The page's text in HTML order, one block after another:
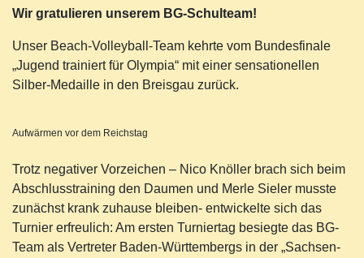
Wir gratulieren unserem BG-Schulteam!
Unser Beach-Volleyball-Team kehrte vom Bundesfinale
„Jugend trainiert für Olympia“ mit einer sensationellen
Silber-Medaille in den Breisgau zurück.
Aufwärmen vor dem Reichstag
Trotz negativer Vorzeichen – Nico Knöller brach sich beim
Abschlusstraining den Daumen und Merle Sieler musste
zunächst krank zuhause bleiben- entwickelte sich das
Turnier erfreulich: Am ersten Turniertag besiegte das BG-
Team als Vertreter Baden-Württembergs in der „Sachsen-